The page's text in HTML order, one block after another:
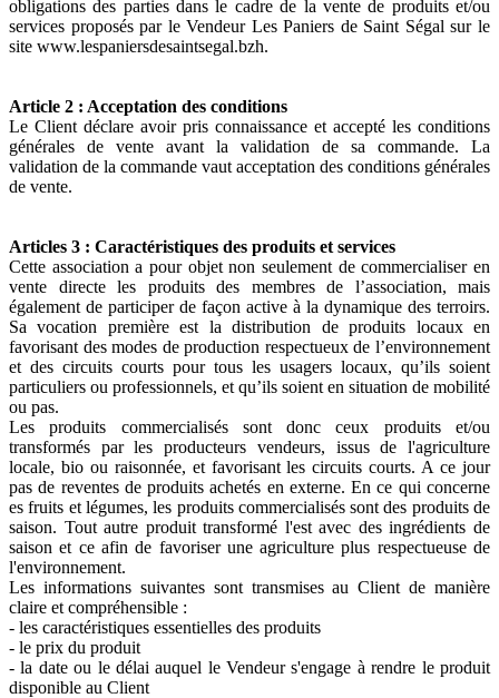
obligations des parties dans le cadre de la vente de produits et/ou
services proposés par le Vendeur Les Paniers de Saint Ségal sur le
site www.lespaniersdesaintsegal.bzh.
Article 2 : Acceptation des conditions
Le Client déclare avoir pris connaissance et accepté les conditions
générales de vente avant la validation de sa commande. La
validation de la commande vaut acceptation des conditions générales
de vente.
Articles 3 : Caractéristiques des produits et services
Cette association a pour objet non seulement de commercialiser en
vente directe les produits des membres de l’association, mais
également de participer de façon active à la dynamique des terroirs.
Sa vocation première est la distribution de produits locaux en
favorisant des modes de production respectueux de l’environnement
et des circuits courts pour tous les usagers locaux, qu’ils soient
particuliers ou professionnels, et qu’ils soient en situation de mobilité
ou pas.
Les produits commercialisés sont donc ceux produits et/ou
transformés par les producteurs vendeurs, issus de l'agriculture
locale, bio ou raisonnée, et favorisant les circuits courts. A ce jour
pas de reventes de produits achetés en externe. En ce qui concerne
es fruits et légumes, les produits commercialisés sont des produits de
saison. Tout autre produit transformé l'est avec des ingrédients de
saison et ce afin de favoriser une agriculture plus respectueuse de
l'environnement.
Les informations suivantes sont transmises au Client de manière
claire et compréhensible :
- les caractéristiques essentielles des produits
- le prix du produit
- la date ou le délai auquel le Vendeur s'engage à rendre le produit
disponible au Client